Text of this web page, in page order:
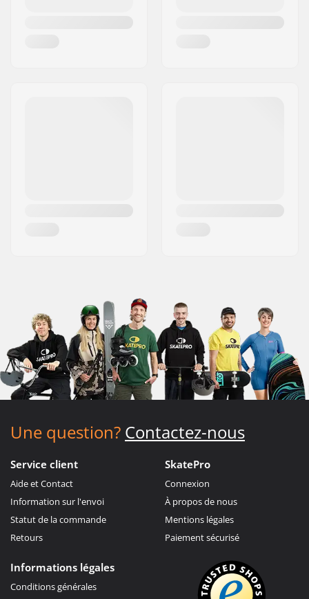
Une question? Contactez-nous
Service client
Aide et Contact
Information sur l'envoi
Statut de la commande
Retours
SkatePro
Connexion
À propos de nous
Mentions légales
Paiement sécurisé
Informations légales
Conditions générales